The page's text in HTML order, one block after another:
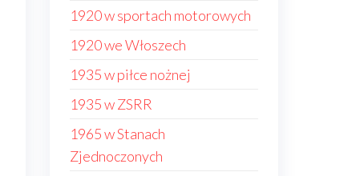
1920 w sportach motorowych
1920 we Włoszech
1935 w piłce nożnej
1935 w ZSRR
1965 w Stanach
Zjednoczonych